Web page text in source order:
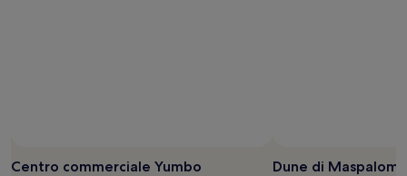
previste
Centro commerciale Yumbo Dune di